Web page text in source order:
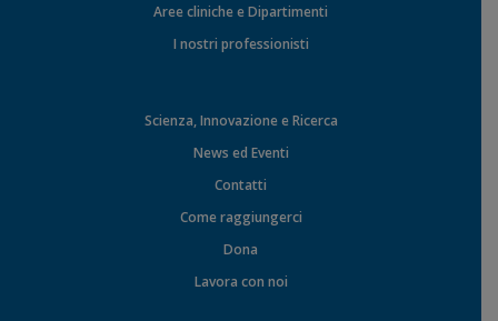
Aree cliniche e Dipartimenti
I nostri professionisti
Scienza, Innovazione e Ricerca
News ed Eventi
Contatti
Come raggiungerci
Dona
Lavora con noi